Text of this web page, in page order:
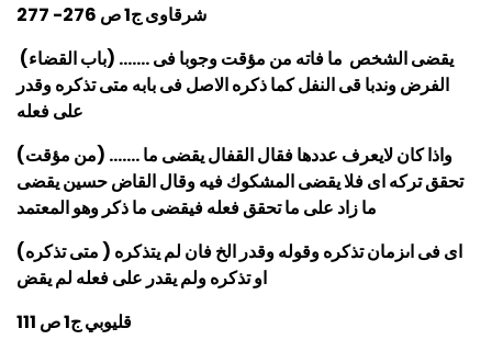
شرقاوى ج1 ص 276- 277
(باب القضاء) ……. يقضى الشخص ما فاته من مؤقت وجوبا فى
الفرض وندبا قى النفل كما ذكره الاصل فى بابه متى تذكره وقدر
على فعله
(من مؤقت) ……. واذا كان لايعرف عددها فقال القفال يقضى ما
تحقق تركه اى فلا يقضى المشكوك فيه وقال القاض حسين يقضى
ما زاد على ما تحقق فعله فيقضى ما ذكر وهو المعتمد
(متى تذكره ) اى فى اىزمان تذكره وقوله وقدر الخ فان لم يتذكره
او تذكره ولم يقدر على فعله لم يقض
قليوبي ج1 ص 111